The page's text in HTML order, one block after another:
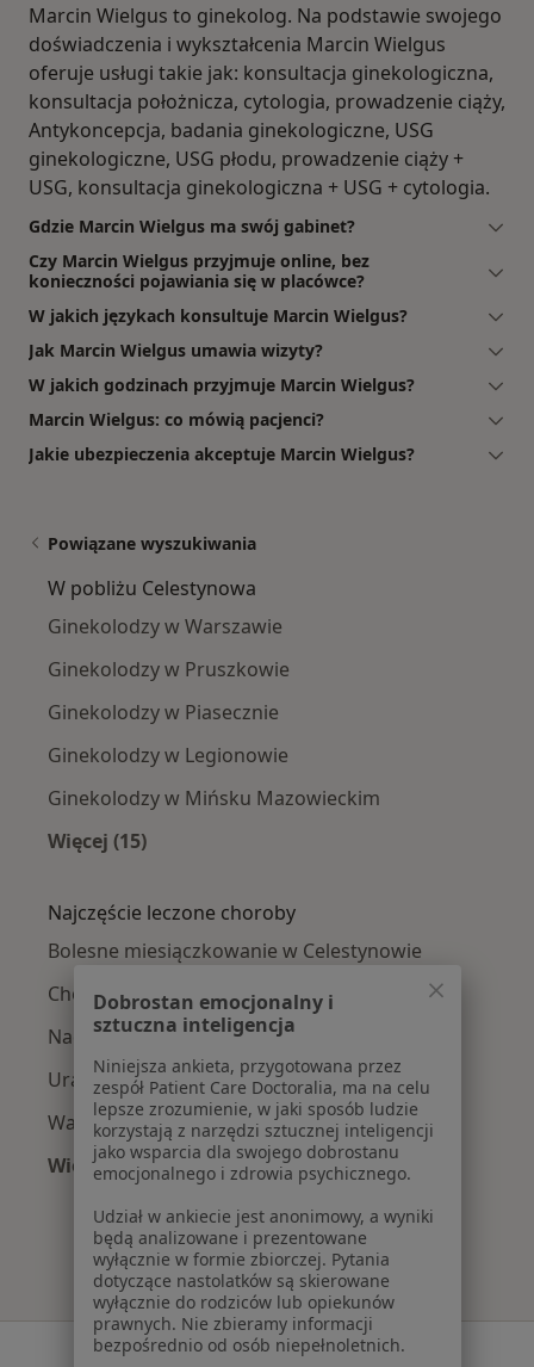
Marcin Wielgus to ginekolog. Na podstawie swojego
doświadczenia i wykształcenia Marcin Wielgus
oferuje usługi takie jak: konsultacja ginekologiczna,
konsultacja położnicza, cytologia, prowadzenie ciąży,
Antykoncepcja, badania ginekologiczne, USG
ginekologiczne, USG płodu, prowadzenie ciąży +
USG, konsultacja ginekologiczna + USG + cytologia.
Gdzie Marcin Wielgus ma swój gabinet?
Czy Marcin Wielgus przyjmuje online, bez
konieczności pojawiania się w placówce?
W jakich językach konsultuje Marcin Wielgus?
Jak Marcin Wielgus umawia wizyty?
W jakich godzinach przyjmuje Marcin Wielgus?
Marcin Wielgus: co mówią pacjenci?
Jakie ubezpieczenia akceptuje Marcin Wielgus?
Powiązane wyszukiwania
W pobliżu Celestynowa
Ginekolodzy w Warszawie
Ginekolodzy w Pruszkowie
Ginekolodzy w Piasecznie
Ginekolodzy w Legionowie
Ginekolodzy w Mińsku Mazowieckim
Więcej (15)
Najczęście leczone choroby
Bolesne miesiączkowanie w Celestynowie
Choroby ginekologiczne w Celestynowie
Nadżerki szyjki macicy w Celestynowie
Urazy oka i oczodołu w Celestynowie
Wady wzroku w Celestynowie
Więcej (2)
Więcej w kategorii: Najczęście leczone choroby
Serwis
Dobrostan emocjonalny i
sztuczna inteligencja
Niniejsza ankieta, przygotowana przez
zespół Patient Care Doctoralia, ma na celu
lepsze zrozumienie, w jaki sposób ludzie
korzystają z narzędzi sztucznej inteligencji
jako wsparcia dla swojego dobrostanu
emocjonalnego i zdrowia psychicznego.
Udział w ankiecie jest anonimowy, a wyniki
będą analizowane i prezentowane
wyłącznie w formie zbiorczej. Pytania
dotyczące nastolatków są skierowane
wyłącznie do rodziców lub opiekunów
prawnych. Nie zbieramy informacji
bezpośrednio od osób niepełnoletnich.